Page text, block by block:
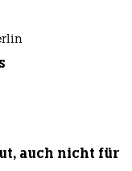
auch nicht für